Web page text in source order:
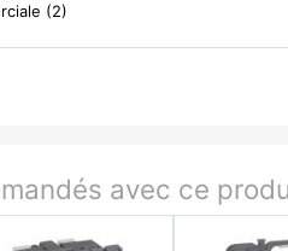
(2)
avec ce